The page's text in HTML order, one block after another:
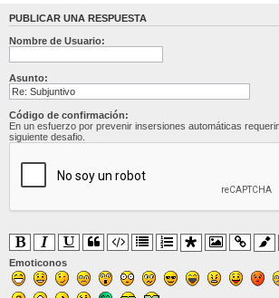
PUBLICAR UNA RESPUESTA
Nombre de Usuario:
Asunto:
Código de confirmación:
En un esfuerzo por prevenir insersiones automáticas
siguiente desafio.
Emoticonos